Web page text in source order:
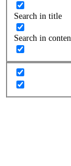
Search in title
Search in